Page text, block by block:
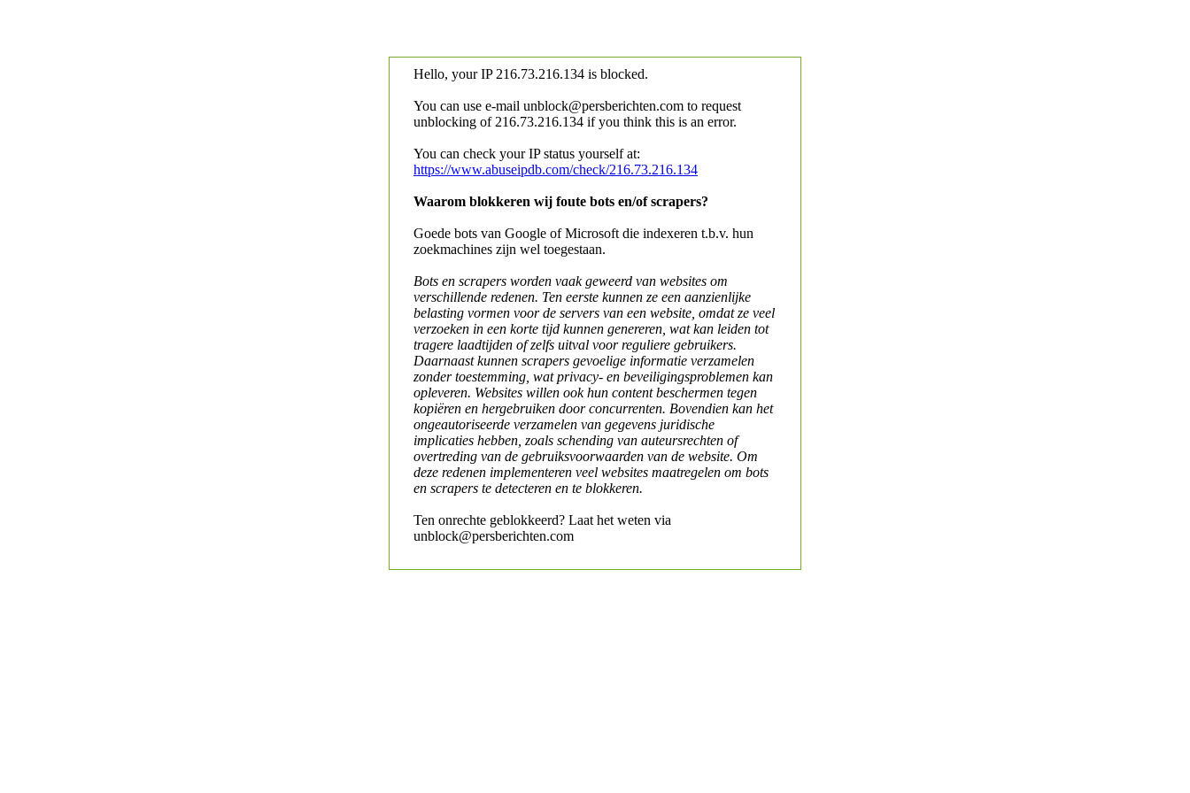
Hello, your IP 216.73.216.134 is blocked.
You can use e-mail unblock@persberichten.com to request
unblocking of 216.73.216.134 if you think this is an error.
You can check your IP status yourself at:
https://www.abuseipdb.com/check/216.73.216.134
Waarom blokkeren wij foute bots en/of scrapers?
Goede bots van Google of Microsoft die indexeren t.b.v. hun
zoekmachines zijn wel toegestaan.
Bots en scrapers worden vaak geweerd van websites om
verschillende redenen. Ten eerste kunnen ze een aanzienlijke
belasting vormen voor de servers van een website, omdat ze veel
verzoeken in een korte tijd kunnen genereren, wat kan leiden tot
tragere laadtijden of zelfs uitval voor reguliere gebruikers.
Daarnaast kunnen scrapers gevoelige informatie verzamelen
zonder toestemming, wat privacy- en beveiligingsproblemen kan
opleveren. Websites willen ook hun content beschermen tegen
kopiëren en hergebruiken door concurrenten. Bovendien kan het
ongeautoriseerde verzamelen van gegevens juridische
implicaties hebben, zoals schending van auteursrechten of
overtreding van de gebruiksvoorwaarden van de website. Om
deze redenen implementeren veel websites maatregelen om bots
en scrapers te detecteren en te blokkeren.
Ten onrechte geblokkeerd? Laat het weten via
unblock@persberichten.com